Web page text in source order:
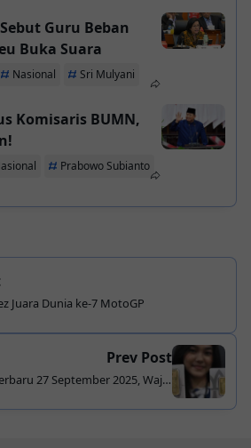
Guru Beban
Buka Suara
Nasional Sri Mulyani
Komisaris BUMN,
Prabowo Subianto
Juara Dunia ke-7 MotoGP
Prev Post
27 September 2025, Wajib